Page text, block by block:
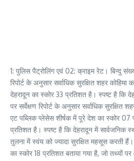
1: पुलिस पैट्रोलिंग एवं 02: क्राइम रेट। बिन्दु
रिपोर्ट के अनुसार सर्वाधिक सुरक्षित शहर
देहरादून का स्कोर 33 प्रतिशत है। स्पष्ट है कि
पर सर्वेक्षण रिपोर्ट के अनुसार सर्वाधिक सुरक्षित
एट पब्लिक प्लेसेस शीर्षक में पूरे देश का स्कोर 07
प्रतिशत है। स्पष्ट है कि देहरादून में सार्वजनिक
तुलना में स्वंय को ज्यादा सुरक्षित महसूस करती
का स्कोर 18 प्रतिशत बताया गया है, जो तथ्यों